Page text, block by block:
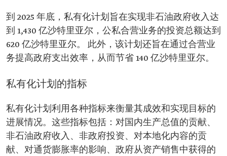
到 2025 年底，私有化计划旨在实现非石油政府收入达
到 1,430 亿沙特里亚尔，公私合营业务的投资总额达到
620 亿沙特里亚尔。 此外，该计划还旨在通过合营业
务提高政府支出效率，从而节省 140 亿沙特里亚尔。
私有化计划的指标
私有化计划利用各种指标来衡量其成效和实现目标的
进展情况。这些指标包括：对国内生产总值的贡献、
非石油政府收入、非政府投资、对本地化内容的贡
献、对通货膨胀率的影响、政府从资产销售中获得的